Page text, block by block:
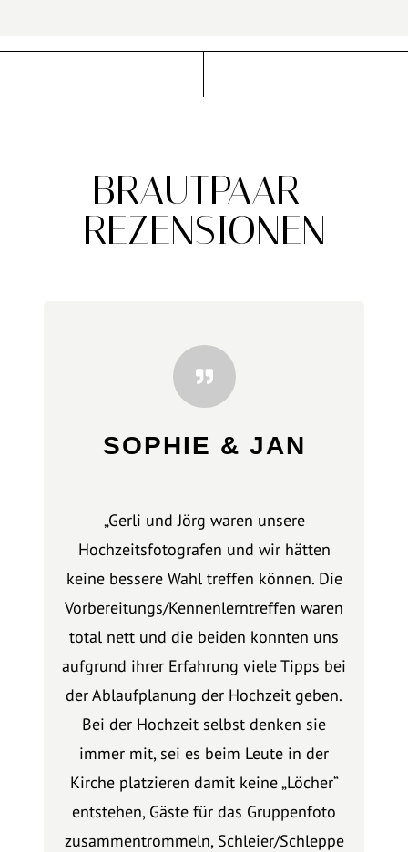
BRAUTPAAR-
REZENSIONEN
SOPHIE & JAN
„Gerli und Jörg waren unsere
Hochzeitsfotografen und wir hätten
keine bessere Wahl treffen können. Die
Vorbereitungs/Kennenlerntreffen waren
total nett und die beiden konnten uns
aufgrund ihrer Erfahrung viele Tipps bei
der Ablaufplanung der Hochzeit geben.
Bei der Hochzeit selbst denken sie
immer mit, sei es beim Leute in der
Kirche platzieren damit keine „Löcher“
entstehen, Gäste für das Gruppenfoto
zusammentrommeln, Schleier/Schleppe